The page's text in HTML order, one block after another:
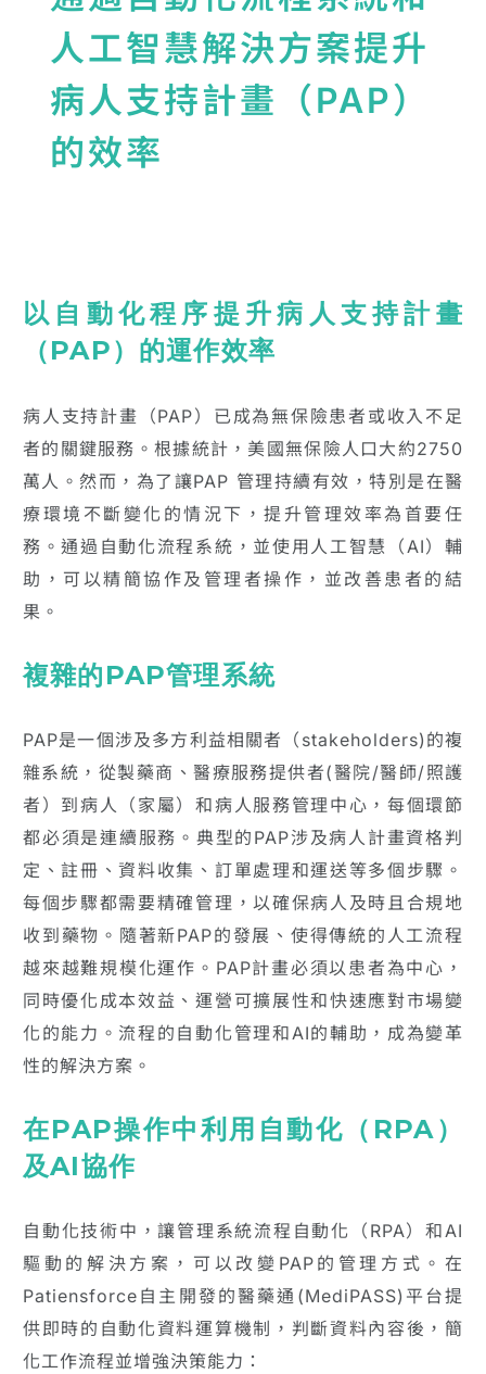
人工智慧解決方案提升
病人支持計畫（PAP）
的效率
以自動化程序提升病人支持計畫
（PAP）的運作效率
病人支持計畫（PAP）已成為無保險患者或收入不足
者的關鍵服務。根據統計，美國無保險人口大約2750
萬人。然而，為了讓PAP 管理持續有效，特別是在醫
療環境不斷變化的情況下，提升管理效率為首要任
務。通過自動化流程系統，並使用人工智慧（AI）輔
助，可以精簡協作及管理者操作，並改善患者的結
果。
複雜的PAP管理系統
PAP是一個涉及多方利益相關者（stakeholders)的複
雜系統，從製藥商、醫療服務提供者(醫院/醫師/照護
者）到病人（家屬）和病人服務管理中心，每個環節
都必須是連續服務。典型的PAP涉及病人計畫資格判
定、註冊、資料收集、訂單處理和運送等多個步驟。
每個步驟都需要精確管理，以確保病人及時且合規地
收到藥物。隨著新PAP的發展、使得傳統的人工流程
越來越難規模化運作。PAP計畫必須以患者為中心，
同時優化成本效益、運營可擴展性和快速應對市場變
化的能力。流程的自動化管理和AI的輔助，成為變革
性的解決方案。
在PAP操作中利用自動化（RPA）
及AI協作
自動化技術中，讓管理系統流程自動化（RPA）和AI
驅動的解決方案，可以改變PAP的管理方式。在
Patiensforce自主開發的醫藥通(MediPASS)平台提
供即時的自動化資料運算機制，判斷資料內容後，簡
化工作流程並增強決策能力：